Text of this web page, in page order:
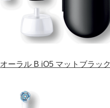
オーラル B iO5 マットブラック